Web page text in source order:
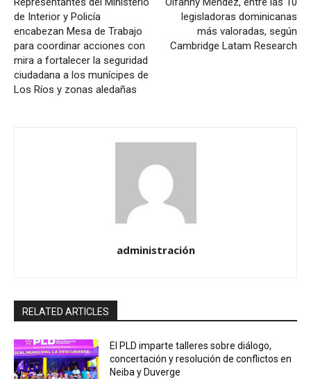
de Interior y Policía
encabezan Mesa de Trabajo
para coordinar acciones con
mira a fortalecer la seguridad
ciudadana a los munícipes de
Los Ríos y zonas aledañas
legisladoras dominicanas
más valoradas, según
Cambridge Latam Research
administración
RELATED ARTICLES
El PLD imparte talleres sobre diálogo,
concertación y resolución de conflictos en
Neiba y Duverge